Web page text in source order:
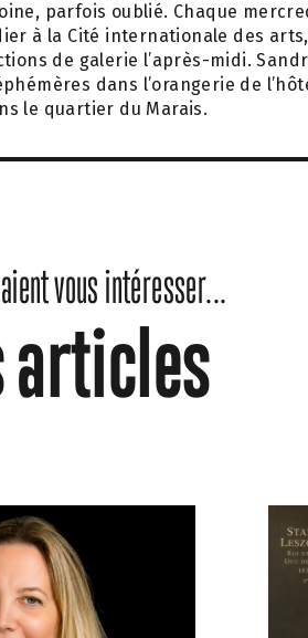
parfois oublié. Chaque
à la Cité internationale des
de galerie l’après-midi.
dans l’orangerie de
le quartier du Marais.
vous intéresser...